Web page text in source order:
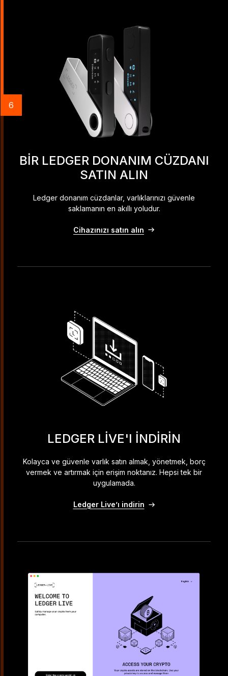
BIR LEDGER DONANIM CÜZDANI
SATIN ALIN
Ledger donanım cüzdanlar, varlıklarınızı güvenle
saklamanın en akıllı yoludur.
Cihazınızı satın alın
LEDGER LIVE'I INDIRIN
Kolayca ve güvenle varlık satın almak, yönetmek, borç
vermek ve artırmak için erişim noktanız. Hepsi tek bir
uygulamada.
Ledger Live’ı indirin
6